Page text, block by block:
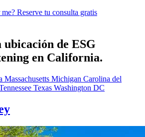
Reserve tu consulta gratis
de ESG
en California.
Massachusetts Michigan Carolina del
Texas Washington DC